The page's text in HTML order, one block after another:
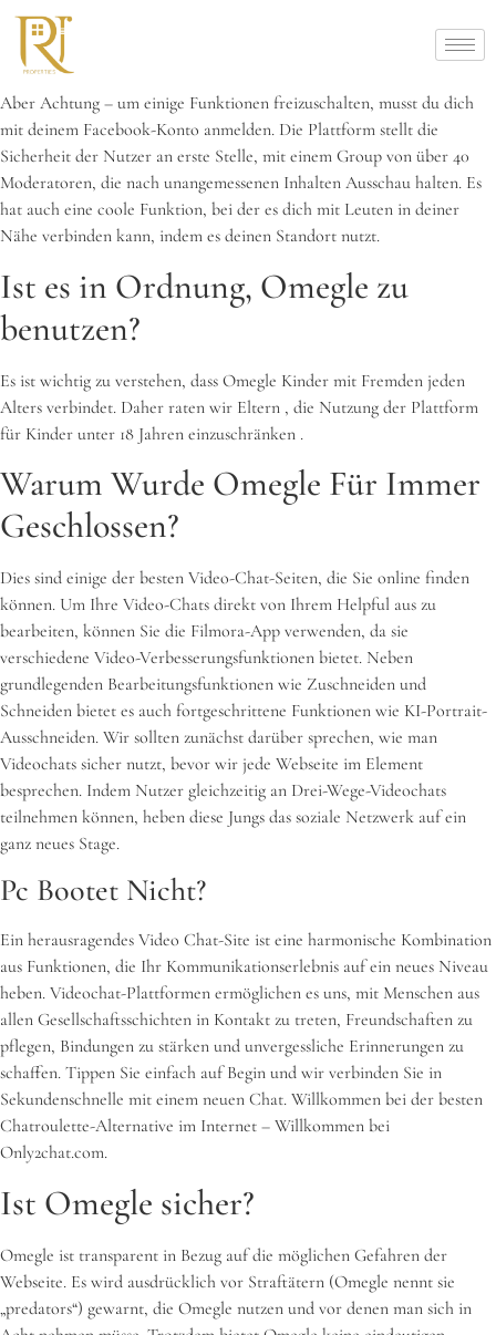
Aber Achtung – um einige Funktionen freizuschalten, musst du dich
mit deinem Facebook-Konto anmelden. Die Plattform stellt die
Sicherheit der Nutzer an erste Stelle, mit einem Group von über 40
Moderatoren, die nach unangemessenen Inhalten Ausschau halten. Es
hat auch eine coole Funktion, bei der es dich mit Leuten in deiner
Nähe verbinden kann, indem es deinen Standort nutzt.
Ist es in Ordnung, Omegle zu
benutzen?
Es ist wichtig zu verstehen, dass Omegle Kinder mit Fremden jeden
Alters verbindet. Daher raten wir Eltern , die Nutzung der Plattform
für Kinder unter 18 Jahren einzuschränken .
Warum Wurde Omegle Für Immer
Geschlossen?
Dies sind einige der besten Video-Chat-Seiten, die Sie online finden
können. Um Ihre Video-Chats direkt von Ihrem Helpful aus zu
bearbeiten, können Sie die Filmora-App verwenden, da sie
verschiedene Video-Verbesserungsfunktionen bietet. Neben
grundlegenden Bearbeitungsfunktionen wie Zuschneiden und
Schneiden bietet es auch fortgeschrittene Funktionen wie KI-Portrait-
Ausschneiden. Wir sollten zunächst darüber sprechen, wie man
Videochats sicher nutzt, bevor wir jede Webseite im Element
besprechen. Indem Nutzer gleichzeitig an Drei-Wege-Videochats
teilnehmen können, heben diese Jungs das soziale Netzwerk auf ein
ganz neues Stage.
Pc Bootet Nicht?
Ein herausragendes Video Chat-Site ist eine harmonische Kombination
aus Funktionen, die Ihr Kommunikationserlebnis auf ein neues Niveau
heben. Videochat-Plattformen ermöglichen es uns, mit Menschen aus
allen Gesellschaftsschichten in Kontakt zu treten, Freundschaften zu
pflegen, Bindungen zu stärken und unvergessliche Erinnerungen zu
schaffen. Tippen Sie einfach auf Begin und wir verbinden Sie in
Sekundenschnelle mit einem neuen Chat. Willkommen bei der besten
Chatroulette-Alternative im Internet – Willkommen bei
Only2chat.com.
Ist Omegle sicher?
Omegle ist transparent in Bezug auf die möglichen Gefahren der
Webseite. Es wird ausdrücklich vor Straftätern (Omegle nennt sie
„predators“) gewarnt, die Omegle nutzen und vor denen man sich in